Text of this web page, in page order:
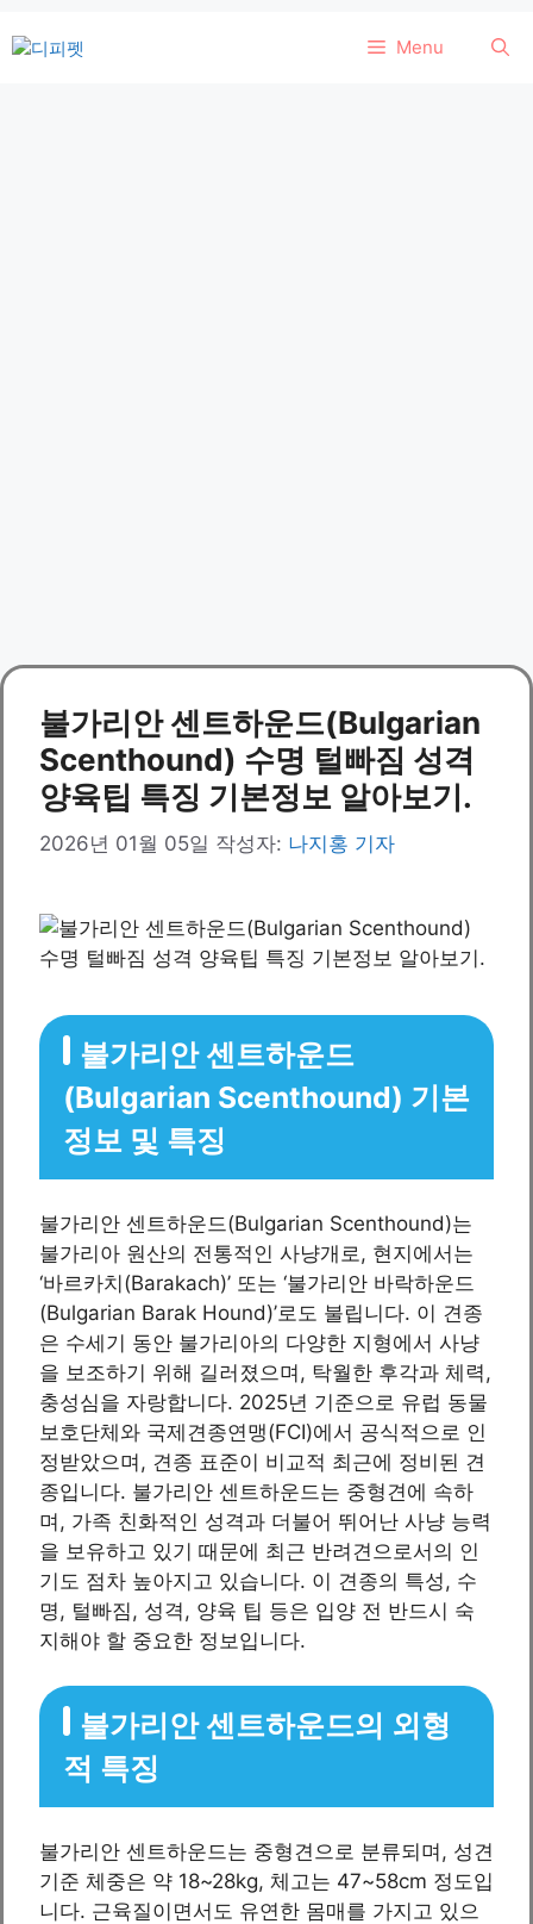
텐
Menu
불가리안 센트하운드(Bulgarian
Scenthound) 수명 털빠짐 성격
양육팁 특징 기본정보 알아보기.
2026년 01월 05일 작성자: 나지홍 기자
불가리안 센트하운드
(Bulgarian Scenthound) 기본
정보 및 특징
불가리안 센트하운드(Bulgarian Scenthound)는
불가리아 원산의 전통적인 사냥개로, 현지에서는
‘바르카치(Barakach)’ 또는 ‘불가리안 바락하운드
(Bulgarian Barak Hound)’로도 불립니다. 이 견종
은 수세기 동안 불가리아의 다양한 지형에서 사냥
을 보조하기 위해 길러졌으며, 탁월한 후각과 체력,
충성심을 자랑합니다. 2025년 기준으로 유럽 동물
보호단체와 국제견종연맹(FCI)에서 공식적으로 인
정받았으며, 견종 표준이 비교적 최근에 정비된 견
종입니다. 불가리안 센트하운드는 중형견에 속하
며, 가족 친화적인 성격과 더불어 뛰어난 사냥 능력
을 보유하고 있기 때문에 최근 반려견으로서의 인
기도 점차 높아지고 있습니다. 이 견종의 특성, 수
명, 털빠짐, 성격, 양육 팁 등은 입양 전 반드시 숙
지해야 할 중요한 정보입니다.
불가리안 센트하운드의 외형
적 특징
불가리안 센트하운드는 중형견으로 분류되며, 성견
기준 체중은 약 18~28kg, 체고는 47~58cm 정도입
니다. 근육질이면서도 유연한 몸매를 가지고 있으